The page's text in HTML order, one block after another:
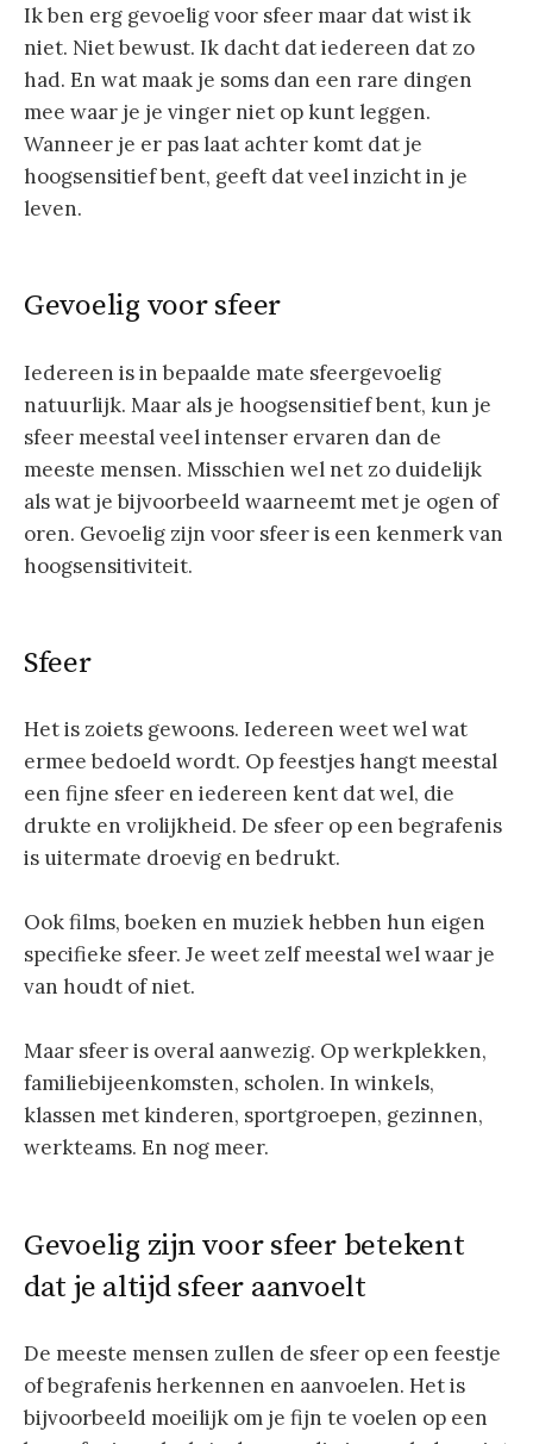
Ik ben erg gevoelig voor sfeer maar dat wist ik
niet. Niet bewust. Ik dacht dat iedereen dat zo
had. En wat maak je soms dan een rare dingen
mee waar je je vinger niet op kunt leggen.
Wanneer je er pas laat achter komt dat je
hoogsensitief bent, geeft dat veel inzicht in je
leven.
Gevoelig voor sfeer
Iedereen is in bepaalde mate sfeergevoelig
natuurlijk. Maar als je hoogsensitief bent, kun je
sfeer meestal veel intenser ervaren dan de
meeste mensen. Misschien wel net zo duidelijk
als wat je bijvoorbeeld waarneemt met je ogen of
oren. Gevoelig zijn voor sfeer is een kenmerk van
hoogsensitiviteit.
Sfeer
Het is zoiets gewoons. Iedereen weet wel wat
ermee bedoeld wordt. Op feestjes hangt meestal
een fijne sfeer en iedereen kent dat wel, die
drukte en vrolijkheid. De sfeer op een begrafenis
is uitermate droevig en bedrukt.
Ook films, boeken en muziek hebben hun eigen
specifieke sfeer. Je weet zelf meestal wel waar je
van houdt of niet.
Maar sfeer is overal aanwezig. Op werkplekken,
familiebijeenkomsten, scholen. In winkels,
klassen met kinderen, sportgroepen, gezinnen,
werkteams. En nog meer.
Gevoelig zijn voor sfeer betekent
dat je altijd sfeer aanvoelt
De meeste mensen zullen de sfeer op een feestje
of begrafenis herkennen en aanvoelen. Het is
bijvoorbeeld moeilijk om je fijn te voelen op een